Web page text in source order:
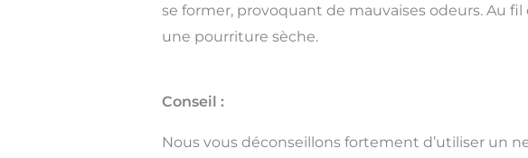
se former, provoquant de mauvaises odeurs. Au
une pourriture sèche.
Conseil :
Nous vous déconseillons fortement d’utiliser un